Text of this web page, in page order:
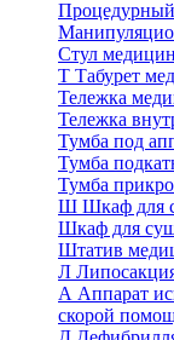
Стул
Т Табурет
Тележка
Тележка
Тумба под
Тумба
Тумба
Ш Шкаф для
Шкаф для
Штатив
Л
А Аппарат
скорой